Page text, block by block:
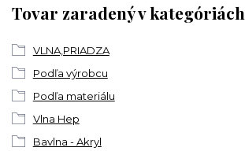
Tovar zaradený v kategóriách
VLNA,PRIADZA
Podľa výrobcu
Podľa materiálu
Vlna Hep
Bavlna - Akryl